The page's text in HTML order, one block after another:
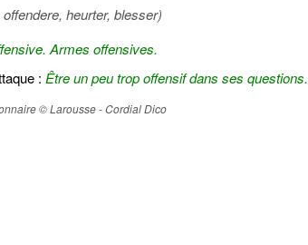
heurter, blesser)
Armes offensives.
: Être un peu trop offensif dans ses questions.
© Larousse - Cordial Dico